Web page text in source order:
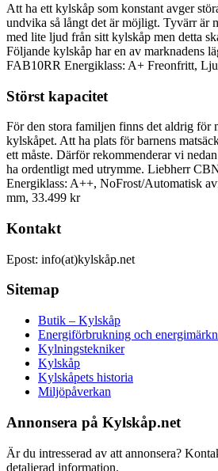
Att ha ett kylskåp som konstant avger
undvika så långt det är möjligt. Tyvärr är
med lite ljud från sitt kylskåp men detta
Följande kylskåp har en av marknadens
FAB10RR Energiklass: A+ Freonfritt,
Störst kapacitet
För den stora familjen finns det aldrig för
kylskåpet. Att ha plats för barnens
ett måste. Därför rekommenderar vi
ha ordentligt med utrymme. Liebherr
Energiklass: A++, NoFrost/Automatisk
mm, 33.499 kr
Kontakt
Epost: info(at)kylskåp.net
Sitemap
Butik – Kylskåp
Energiförbrukning och
Kylningstekniker
Kylskåp
Kylskåpets historia
Miljöpåverkan
Annonsera på Kylskåp.net
Är du intresserad av att annonsera?
detaljerad information.